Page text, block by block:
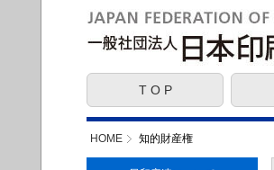
T O P
HOME 知的財産権